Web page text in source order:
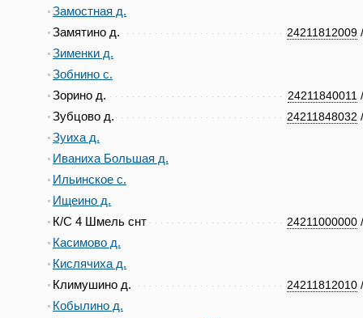
Замостная д.
24211812009
Замятино д.
Зименки д.
Зобнино с.
24211840011
Зорино д.
24211848032
Зубцово д.
Зуиха д.
Иваниха Большая д.
Ильинское с.
Ищеино д.
24211000000
К/С 4 Шмель снт
Касимово д.
Кислячиха д.
24211812010
Климушино д.
Кобылино д.